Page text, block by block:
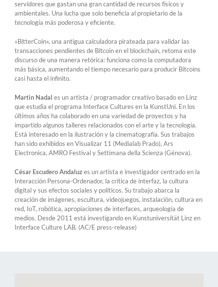
servidores que gastan una gran cantidad de recursos físicos y
ambientales. Una lucha que solo beneficia al propietario de la
tecnología más poderosa y eficiente.
»BitterCoin«, una antigua calculadora pirateada para validar las
transacciones pendientes de Bitcoin en el blockchain, retoma este
discurso de una manera retórica: funciona como la computadora
más básica, aumentando el tiempo necesario para producir Bitcoins
casi hasta el infinito.
Martin Nadal es un artista / programador creativo basado en Linz
que estudia el programa Interface Cultures en la KunstUni. En los
últimos años ha colaborado en una variedad de proyectos y ha
impartido algunos talleres relacionados con el arte y la tecnología.
Está interesado en la ilustración y la cinematografía. Sus trabajos
han sido exhibidos en Visualizar 11 (Medialab Prado), Ars
Electronica, AMRO Festival y Settimana della Scienza (Génova).
César Escudero Andaluzes un artista e investigador centrado en la
Interacción Persona-Ordenador, la crítica de interfaz, la cultura
digital y sus efectos sociales y políticos. Su trabajo abarca la
creación de imágenes, escultura, videojuegos, instalación, cultura en
red, IoT, robótica, apropiaciones de interfaces, arqueología de
medios. Desde 2011 está investigando en Kunstuniversität Linz en
Interface Culture LAB. (AC/E press-release)